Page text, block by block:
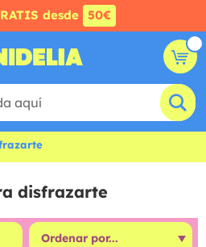
desde 50€
disfrazarte